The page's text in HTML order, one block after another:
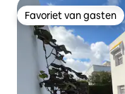
Favoriet van gasten
Favoriet van gasten